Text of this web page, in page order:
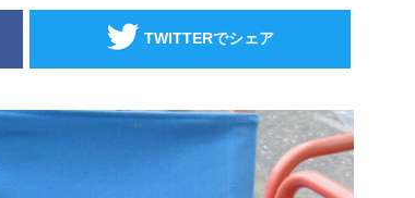
TWITTERでシェア